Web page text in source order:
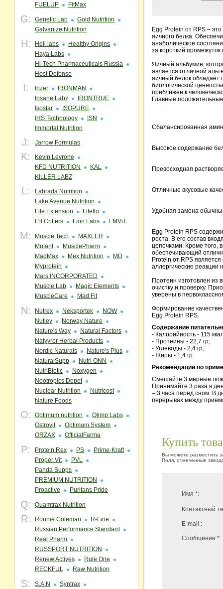
FUELUP
FitMax
G: Genetic Lab
Gold Nutrition
Galvanize Nutrition
H: Hell labs
Healthy Origins
Haya Labs
Hi-Tech Pharmaceuticals Russia
Host Defense
I: Inzer
IRONMAN
Insane Labz
IRONTRUE
Isostar
ISOPURE
IHS Technology
ISN
Immortal Nutrition
J: Jarrow Formulas
K:
Kevin Levrone
KFD NUTRITION
KAL
KILLER LABZ
L:
Labrada Nutrition
Lake Avenue Nutrition
Life Extension
Lifeflo
L'il Critters
Lion Labs LMViT
M: Muscle Tech
MAXLER
Mutant
MusclePharm
MadMax
Mex Nutrition
MD
Myprotein
Mars INCORPORATED
Muscle Lab
Magic Elements
MuscleCare
Mad Fit
N: Nutrex Neksportek
NOW
Nutley
Norway Nature
Nature's Way
Natural Factors
Natyyror Herbal Products
Nordic Naturals
Nature's Plus
NaturalSupp
Nutri ONN
NutriBiotic
Noxygen
Nootropics Depot
Nuclear Nutrition
Nutricost
Nature Foods
O: Optimum nutrition
Olimp Labs
Ostrovit
Optimum System
ORZAX
OfficialFarma
P: Protein Rex PS
Prime-Kraft
Proper Vit
PVL
Panda Supps
PREMIUM NUTRITION
Proactive
Puritans Pride
Q: Quamtrax Nutrition
R: Ronnie Coleman
R-Line
Russian Performance Standard
Real Pharm
RUSSPORT NUTRITION
Renew Actives
Rule One
RECKFUL
Raw Nutrition
S: S.A.N
Syntrax
Egg Protein от RPS –
яичного белка.
анаболическое
за короткий промежуток
Яичный альбумин,
является отличной
яичный белок обладает
биологической
приближен к
Главные
Сбалансированная
Высокое содержание
Превосходная
Отличные вкусовые
Удобная замена
Egg Protein RPS
роста. В его состав
цепочками. Кроме того,
обеспечивающий
Protein от RPS
аллергические реакции
Протеин изготовлен из
очистку и проверку.
уверены в
Формирование
Egg Protein RPS.
Содержание
- Калорийность - 115
- Протеины - 22,7 гр;
- Углеводы - 2,4 гр;
- Жиры - 1,4 гр.
Рекомендации по
Смешайте 3 мерные
Принимайте 3 раза в
– 3 часа перед сном. В
перерывах между
Купить
Вы можете разместить
Поля, отмеченные
Имя *:
Контактный
E-mail :
Сообщение *: